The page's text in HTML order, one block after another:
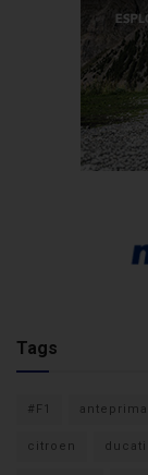
Tags
#F1 anteprima
citroen ducati